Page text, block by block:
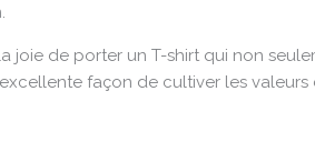
joie de porter un T-shirt qui non
excellente façon de cultiver les